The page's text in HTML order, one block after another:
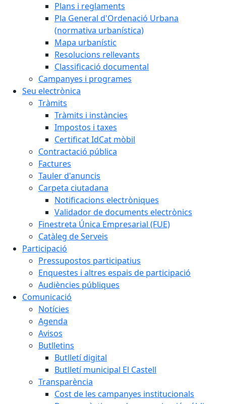
Plans i reglaments
Pla General d'Ordenació Urbana
(normativa urbanística)
Mapa urbanístic
Resolucions rellevants
Classificació documental
Campanyes i programes
Seu electrònica
Tràmits
Tràmits i instàncies
Impostos i taxes
Certificat IdCat mòbil
Contractació pública
Factures
Tauler d'anuncis
Carpeta ciutadana
Notificacions electròniques
Validador de documents electrònics
Finestreta Única Empresarial (FUE)
Catàleg de Serveis
Participació
Pressupostos participatius
Enquestes i altres espais de participació
Audiències públiques
Comunicació
Notícies
Agenda
Avisos
Butlletins
Butlletí digital
Butlletí municipal El Castell
Transparència
Cost de les campanyes institucionals